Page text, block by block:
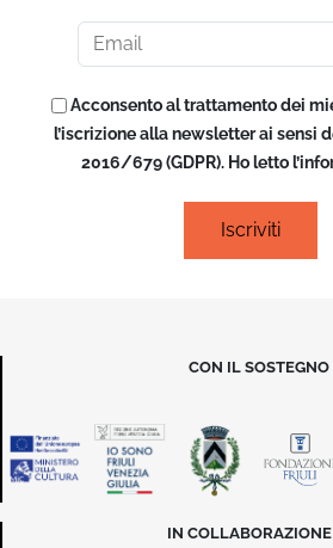
Acconsento al trattamento dei
l’iscrizione alla newsletter ai sensi
2016/679 (GDPR). Ho letto
CON IL SOSTEGNO
IN